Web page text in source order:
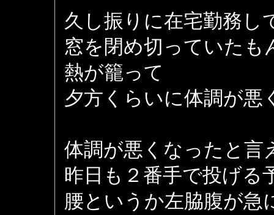
久し振りに在宅勤務し
窓を閉め切っていたも
熱が籠って
夕方くらいに体調が悪
体調が悪くなったと言
昨日も２番手で投げる
腰というか左脇腹が急